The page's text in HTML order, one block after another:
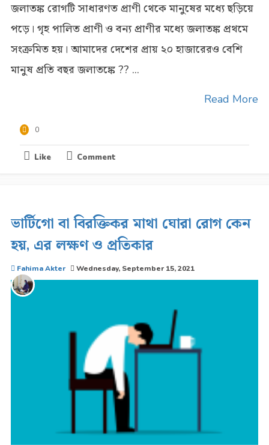
জলাতঙ্ক রোগটি সাধারণত প্রাণী থেকে মানুষের মধ্যে ছড়িয়ে
পড়ে। গৃহ পালিত প্রাণী ও বন্য প্রাণীর মধ্যে জলাতঙ্ক প্রথমে
সংক্রমিত হয়। আমাদের দেশের প্রায় ২০ হাজারেরও বেশি
মানুষ প্রতি বছর জলাতঙ্কে ?? ...
Read More
0
Like Comment
ভার্টিগো বা বিরক্তিকর মাথা ঘোরা রোগ কেন
হয়, এর লক্ষণ ও প্রতিকার
Fahima Akter Wednesday, September 15, 2021